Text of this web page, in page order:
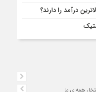
درآمد را دارند؟